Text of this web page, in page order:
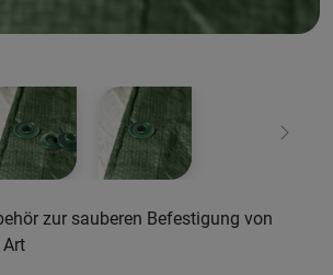
Weiter
zur sauberen Befestigung von
Art